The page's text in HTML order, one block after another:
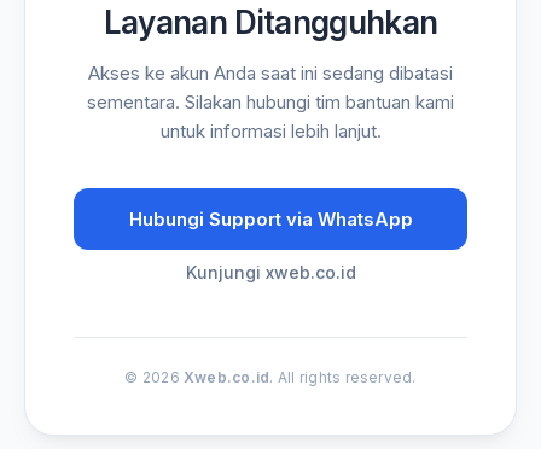
Layanan Ditangguhkan
Akses ke akun Anda saat ini sedang dibatasi
sementara. Silakan hubungi tim bantuan kami
untuk informasi lebih lanjut.
Hubungi Support via WhatsApp
Kunjungi xweb.co.id
© 2026 Xweb.co.id. All rights reserved.